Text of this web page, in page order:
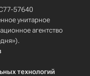
57640
унитарное
агентство
технологий